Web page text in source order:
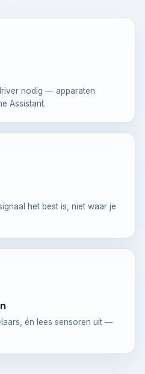
nodig — apparaten
Assistant.
het best is, niet waar je
én lees sensoren uit —